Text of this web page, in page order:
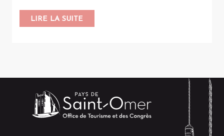
LIRE LA SUITE